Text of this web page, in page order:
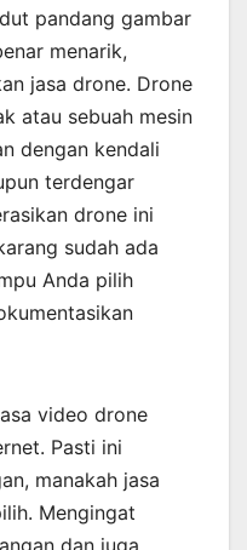
pandang gambar
menarik,
jasa drone. Drone
atau sebuah mesin
dengan kendali
terdengar
drone ini
sudah ada
Anda pilih
video drone
Pasti ini
manakah jasa
Mengingat